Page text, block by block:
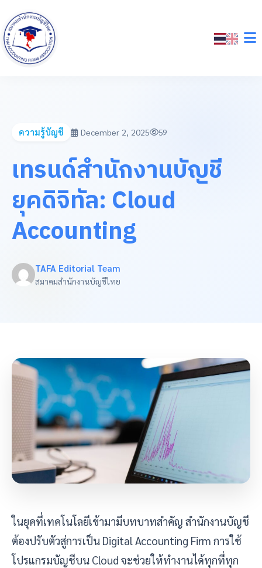
ความรู้บัญชี December 2, 2025 59
เทรนด์สำนักงานบัญชี
ยุคดิจิทัล: Cloud
Accounting
TAFA Editorial Team
สมาคมสำนักงานบัญชีไทย
ในยุคที่เทคโนโลยีเข้ามามีบทบาทสำคัญ สำนักงานบัญชี
ต้องปรับตัวสู่การเป็น Digital Accounting Firm การใช้
โปรแกรมบัญชีบน Cloud จะช่วยให้ทำงานได้ทุกที่ทุก